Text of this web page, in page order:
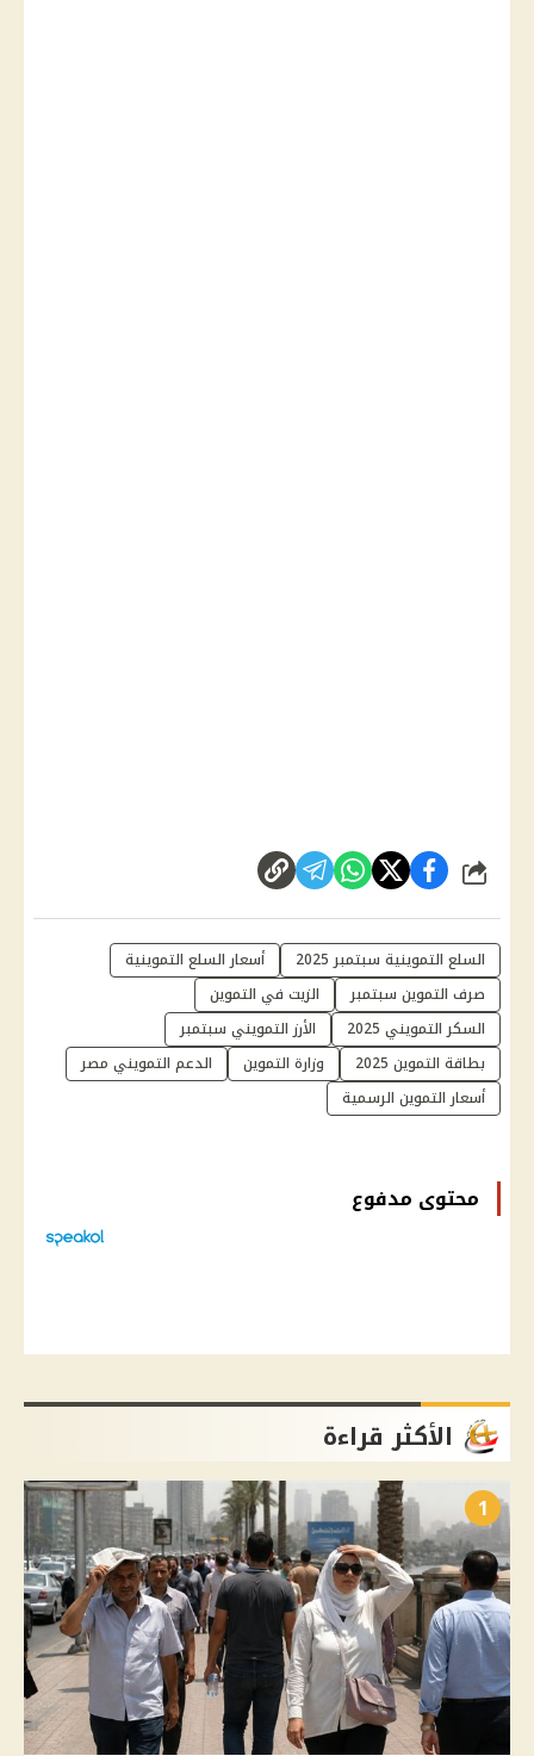
شارك
السلع التموينية سبتمبر 2025
أسعار السلع التموينية
صرف التموين سبتمبر
الزيت في التموين
السكر التمويني 2025
الأرز التمويني سبتمبر
بطاقة التموين 2025
وزارة التموين
الدعم التمويني مصر
أسعار التموين الرسمية
محتوى مدفوع
الأكثر قراءة
1